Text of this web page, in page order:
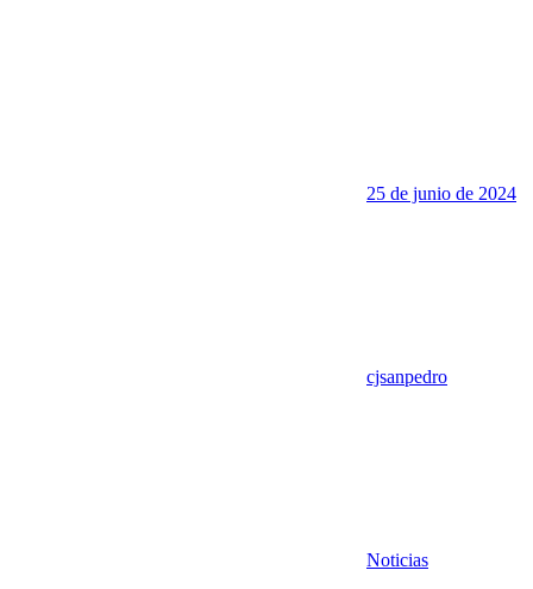
25 de junio de 2024
cjsanpedro
Noticias